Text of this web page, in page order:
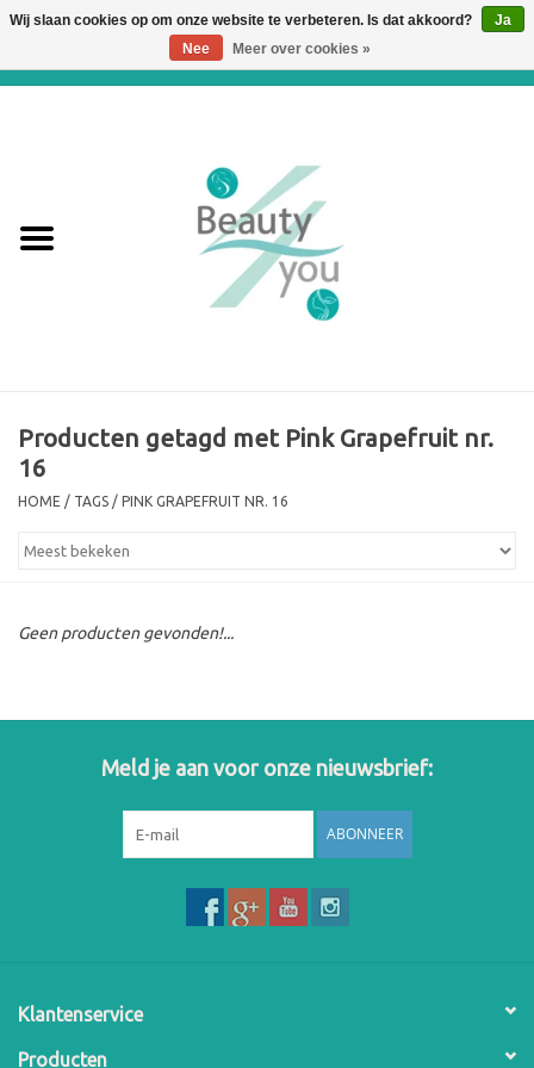
Merken
Producten getagd met Pink Grapefruit nr.
16
HOME / TAGS / PINK GRAPEFRUIT NR. 16
Geen producten gevonden!...
Meld je aan voor onze nieuwsbrief:
ABONNEER
Klantenservice
Producten
Wij slaan cookies op om onze website te verbeteren. Is dat akkoord?
Ja
Nee
Meer over cookies »